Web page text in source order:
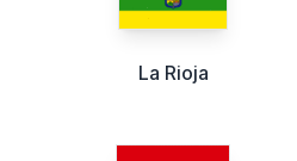
La Rioja